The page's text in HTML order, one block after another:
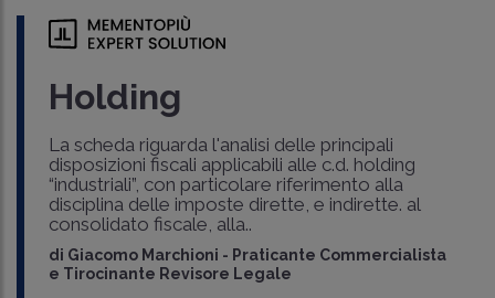
Holding
La scheda riguarda l'analisi delle principali
disposizioni fiscali applicabili alle c.d. holding
“industriali”, con particolare riferimento alla
disciplina delle imposte dirette, e indirette. al
consolidato fiscale, alla..
di Giacomo Marchioni - Praticante Commercialista
e Tirocinante Revisore Legale